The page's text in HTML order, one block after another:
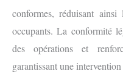
conformes, réduisant
occupants. La conformité
des opérations et
garantissant une